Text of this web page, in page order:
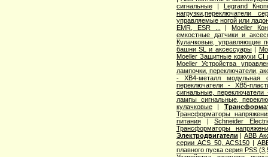
сигнальные| Legrand
нагрузки,переключатели
управляемые ногой или
EMR, ESR ...
|Moeller
емкостные датчики и
Кулачковые, управляющие
башни SL и аксессуары|
Moeller Защитные кожухи CI
Moeller Устройства
лампочки, переключатели,
- XB4-металл модульная
переключатели - XB5-
сигнальные,
лампы сигнальные,
кулачковые|
Трансформаторы
питания|Schneider
Трансформаторы
Электродвигатели |ABB
серии ACS 50, ACS150 |
плавного пуска серия PSS